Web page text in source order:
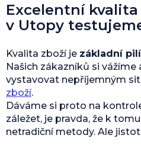
Excelentní
v Utopy
Kvalita zboží je základní
Našich zákazníků si
vystavovat nepříjemným
zboží.
Dáváme si proto na
záležet, je pravda, že k
netradiční metody. Ale